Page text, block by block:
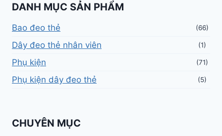
DANH MỤC SẢN PHẨM
Bao đeo thẻ (66)
Dây đeo thẻ nhân viên (1)
Phụ kiện (71)
Phụ kiện dây đeo thẻ (5)
CHUYÊN MỤC